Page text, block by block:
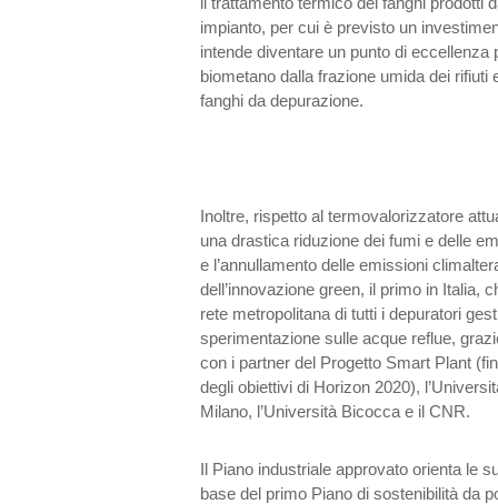
impianto, per cui è previsto un
intende diventare un punto di eccellenza
biometano dalla frazione umida dei rifiuti
fanghi da depurazione.
Inoltre, rispetto al termovalorizzatore
una drastica riduzione dei fumi e delle
e l’annullamento delle emissioni
dell’innovazione green, il primo in Italia,
rete metropolitana di tutti i depuratori
sperimentazione sulle acque reflue,
con i partner del Progetto Smart Plant
degli obiettivi di Horizon 2020),
Milano, l’Università Bicocca e il CNR.
Il Piano industriale approvato orienta le
base del primo Piano di sostenibilità da